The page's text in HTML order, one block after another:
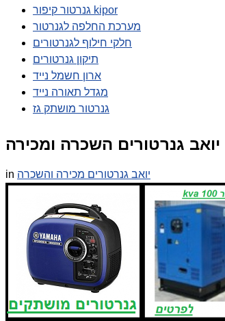
גנרטור קיפור kipor
מערכת החלפה לגנרטור
חלקי חילוף לגנרטורים
תיקון גנרטורים
ארון חשמל נייד
מגדל תאורה נייד
גנרטור מושתק גז
in יואב גנרטורים מכירה והשכרה